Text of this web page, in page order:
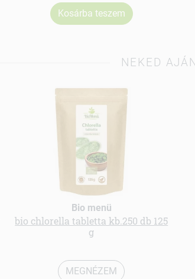
Kosárba teszem
NEKED
Bio menü
bio chlorella tabletta kb.250 db 125
g
MEGNÉZEM